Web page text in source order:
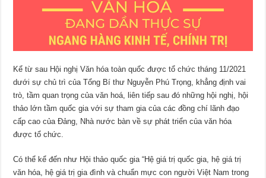
Kể từ sau Hội nghị Văn hóa toàn quốc được tổ chức tháng 11/2021
dưới sự chủ trì của Tổng Bí thư Nguyễn Phú Trọng, khẳng định vai
trò, tầm quan trọng của văn hoá, liên tiếp sau đó những hội nghị, hội
thảo lớn tầm quốc gia với sự tham gia của các đồng chí lãnh đạo
cấp cao của Đảng, Nhà nước bàn về sự phát triển của văn hóa
được tổ chức.
Có thể kể đến như Hội thảo quốc gia “Hệ giá trị quốc gia, hệ giá trị
văn hóa, hệ giá trị gia đình và chuẩn mực con người Việt Nam trong